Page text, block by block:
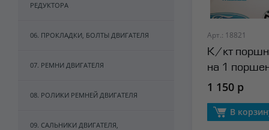
РЕДУКТОРА
06. ПРОКЛАДКИ, БОЛТЫ ДВИГАТЕЛЯ
07. РЕМНИ ДВИГАТЕЛЯ
08. РОЛИКИ РЕМНЕЙ ДВИГАТЕЛЯ
09. САЛЬНИКИ ДВИГАТЕЛЯ,
Арт.: 18821
К/кт
на 1
Autowelt
1 150 р
В